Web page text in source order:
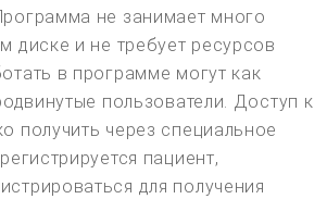
не занимает много
диске и не требует ресурсов
в программе могут как
пользователи. Доступ к
получить через специальное
пациент,
для получения